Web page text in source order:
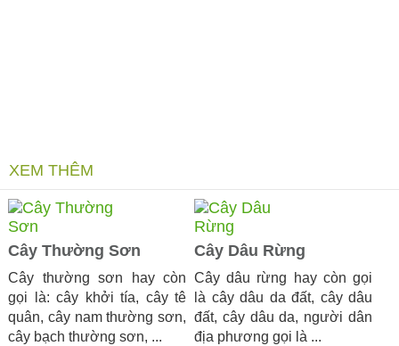
XEM THÊM
Cây Thường Sơn
Cây thường sơn hay còn
gọi là: cây khởi tía, cây tê
quân, cây nam thường sơn,
cây bạch thường sơn, ...
Cây Dâu Rừng
Cây dâu rừng hay còn gọi
là cây dâu da đất, cây dâu
đất, cây dâu da, người dân
địa phương gọi là ...